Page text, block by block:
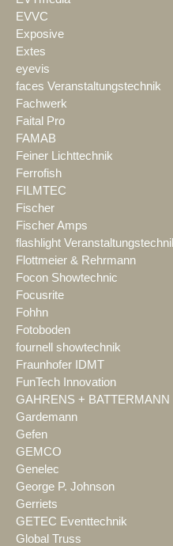
EVVC
Exposive
Extes
eyevis
faces Veranstaltungstechnik
Fachwerk
Faital Pro
FAMAB
Feiner Lichttechnik
Ferrofish
FILMTEC
Fischer
Fischer Amps
flashlight
Flottmeier & Rehrmann
Focon Showtechnic
Focusrite
Fohhn
Fotoboden
fournell showtechnik
Fraunhofer IDMT
FunTech Innovation
GAHRENS + BATTERMANN
Gardemann
Gefen
GEMCO
Genelec
George P. Johnson
Gerriets
GETEC Eventtechnik
Global Truss